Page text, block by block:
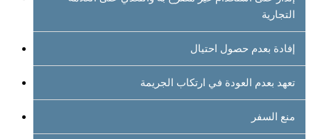
التجارية
إفادة بعدم حصول احتيال
تعهد بعدم العودة في ارتكاب الجريمة
منع السفر